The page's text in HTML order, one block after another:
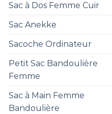
Sac à Dos Femme Cuir
Sac Anekke
Sacoche Ordinateur
Petit Sac Bandoulière
Femme
Sac à Main Femme
Bandoulière